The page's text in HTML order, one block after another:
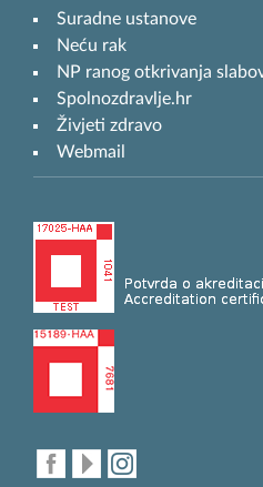
Suradne ustanove
Neću rak
NP ranog otkrivanja
Spolnozdravlje.hr
Živjeti zdravo
Webmail